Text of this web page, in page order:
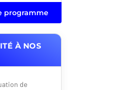
programme
À NOS
de